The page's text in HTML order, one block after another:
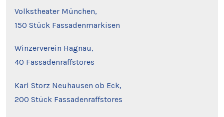
Volkstheater München,
150 Stück Fassadenmarkisen
Winzerverein Hagnau,
40 Fassadenraffstores
Karl Storz Neuhausen ob Eck,
200 Stück Fassadenraffstores